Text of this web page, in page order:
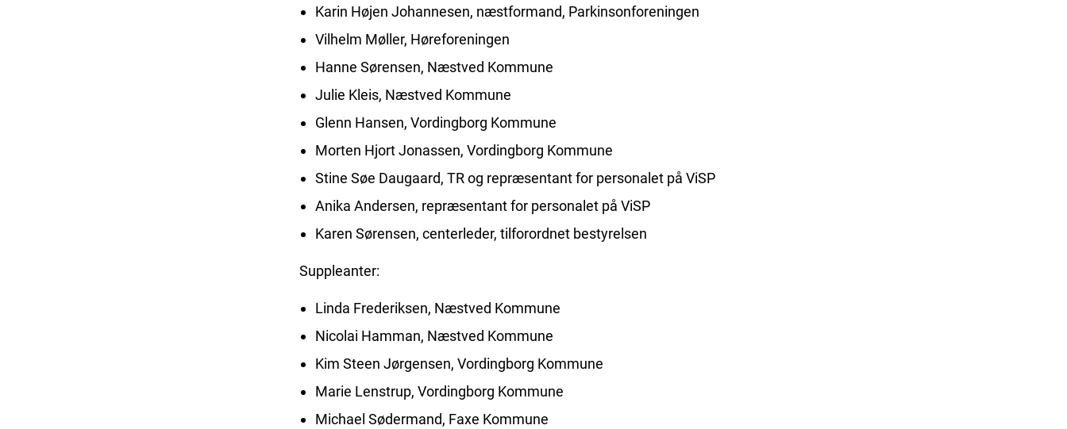
Karin Højen Johannesen, næstformand, Parkinsonforeningen
Vilhelm Møller, Høreforeningen
Hanne Sørensen, Næstved Kommune
Julie Kleis, Næstved Kommune
Glenn Hansen, Vordingborg Kommune
Morten Hjort Jonassen, Vordingborg Kommune
Stine Søe Daugaard, TR og repræsentant for personalet på ViSP
Anika Andersen, repræsentant for personalet på ViSP
Karen Sørensen, centerleder, tilforordnet bestyrelsen
Suppleanter:
Linda Frederiksen, Næstved Kommune
Nicolai Hamman, Næstved Kommune
Kim Steen Jørgensen, Vordingborg Kommune
Marie Lenstrup, Vordingborg Kommune
Michael Sødermand, Faxe Kommune